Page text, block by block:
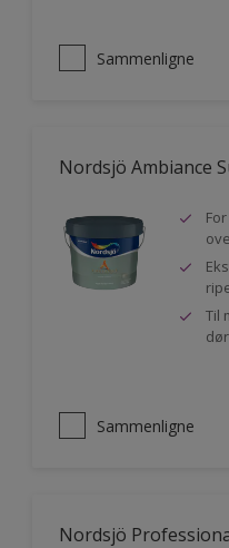
Sammenligne
Nordsjö Ambiance
Til
Sammenligne
Nordsjö